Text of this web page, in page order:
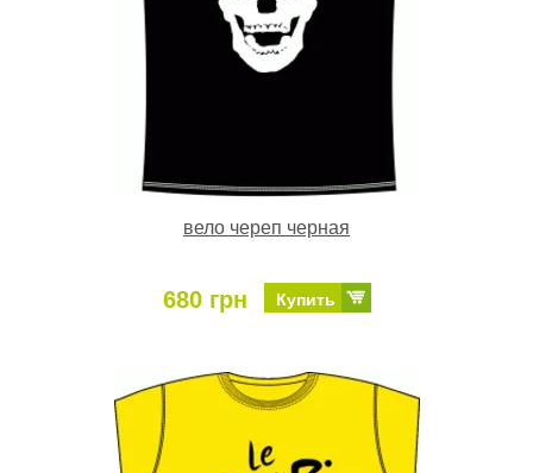
вело череп черная
680 грн Купить